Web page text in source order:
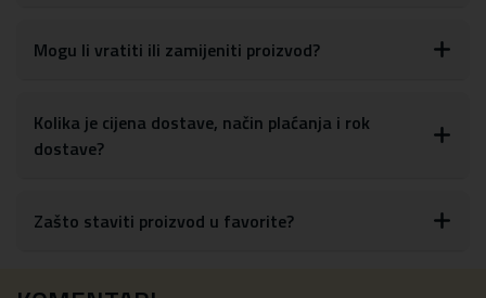
Mogu li vratiti ili zamijeniti proizvod?
Kolika je cijena dostave, način plaćanja i rok
dostave?
Zašto staviti proizvod u favorite?